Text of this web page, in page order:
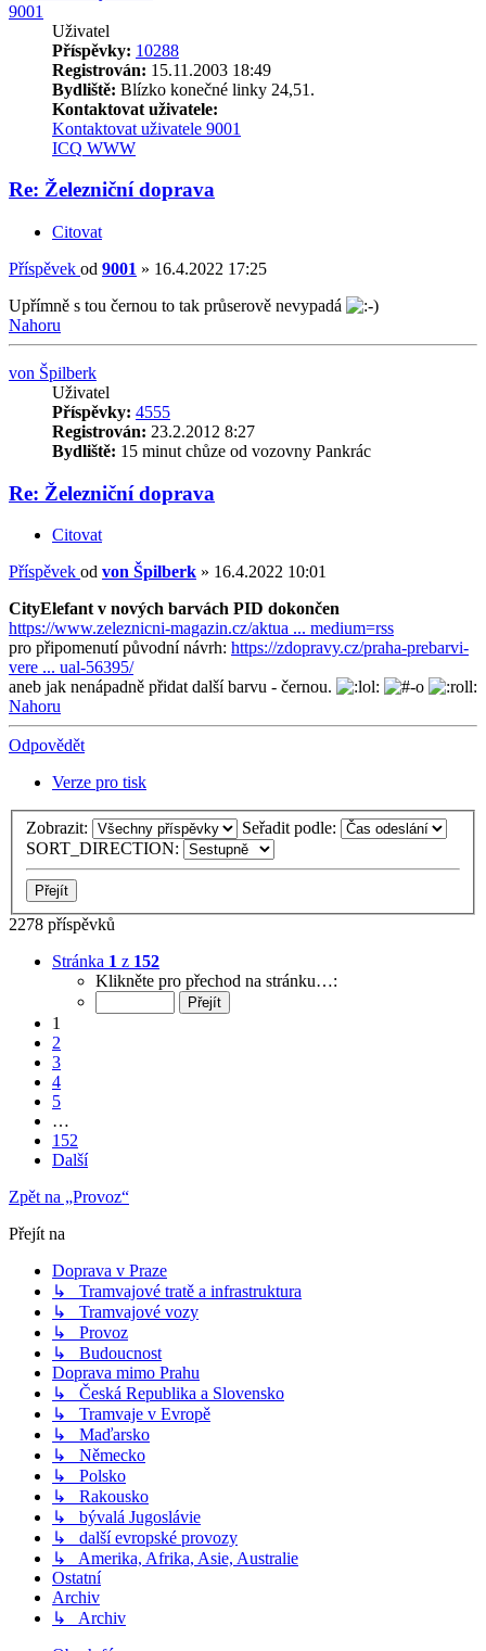
9001
Uživatel
Příspěvky: 10288
Registrován: 15.11.2003 18:49
Bydliště: Blízko konečné linky 24,51.
Kontaktovat uživatele:
Kontaktovat uživatele 9001
ICQ WWW
Re: Železniční doprava
Citovat
Příspěvek od 9001 » 16.4.2022 17:25
Upřímně s tou černou to tak průserově nevypadá
Nahoru
von Špilberk
Uživatel
Příspěvky: 4555
Registrován: 23.2.2012 8:27
Bydliště: 15 minut chůze od vozovny Pankrác
Re: Železniční doprava
Citovat
Příspěvek od von Špilberk » 16.4.2022 10:01
CityElefant v nových barvách PID dokončen
https://www.zeleznicni-magazin.cz/aktua ... medium=rss
pro připomenutí původní návrh: https://zdopravy.cz/praha-prebarvi-
vere ... ual-56395/
aneb jak nenápadně přidat další barvu - černou.
Nahoru
Odpovědět
Verze pro tisk
Zobrazit:
Seřadit podle:
SORT_DIRECTION:
2278 příspěvků
Stránka 1 z 152
Klikněte pro přechod na stránku…:
1
2
3
4
5
…
152
Další
Zpět na „Provoz“
Přejít na
Doprava v Praze
↳ Tramvajové tratě a infrastruktura
↳ Tramvajové vozy
↳ Provoz
↳ Budoucnost
Doprava mimo Prahu
↳ Česká Republika a Slovensko
↳ Tramvaje v Evropě
↳ Maďarsko
↳ Německo
↳ Polsko
↳ Rakousko
↳ bývalá Jugoslávie
↳ další evropské provozy
↳ Amerika, Afrika, Asie, Australie
Ostatní
Archiv
↳ Archiv